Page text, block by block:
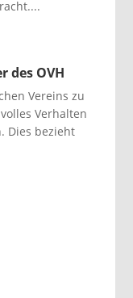
des OVH
Vereins zu
Verhalten
Dies bezieht